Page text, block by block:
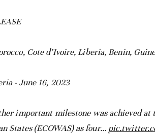
Cote d’Ivoire, Liberia, Benin,
- June 16, 2023
important milestone was achieved
States (ECOWAS) as four…